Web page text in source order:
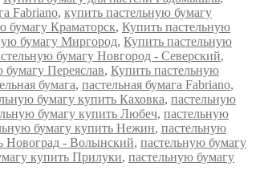
Fabriano, купить пастельную бумагу
бумагу Краматорск, Купить пастельную
бумагу Миргород, Купить пастельную
бумагу Новгород - Северский,
Переяслав, Купить пастельную
бумага, пастельная бумага Fabriano,
бумагу купить Каховка, пастельную
бумагу купить Любеч, пастельную
бумагу купить Нежин, пастельную
Новоград - Волынский, пастельную бумагу
купить Прилуки, пастельную бумагу